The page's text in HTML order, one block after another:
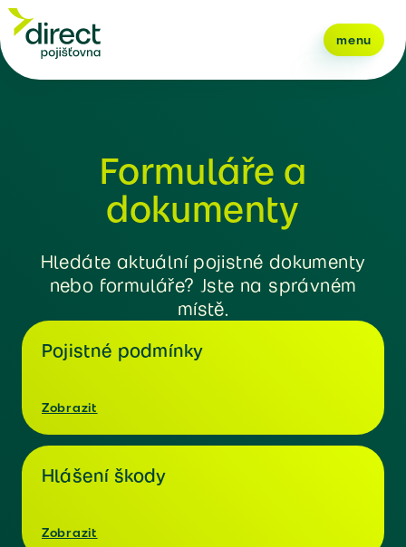
menu
Formuláře a
dokumenty
Hledáte aktuální pojistné dokumenty
nebo formuláře? Jste na správném
místě.
Pojistné podmínky
Zobrazit
Hlášení škody
Zobrazit